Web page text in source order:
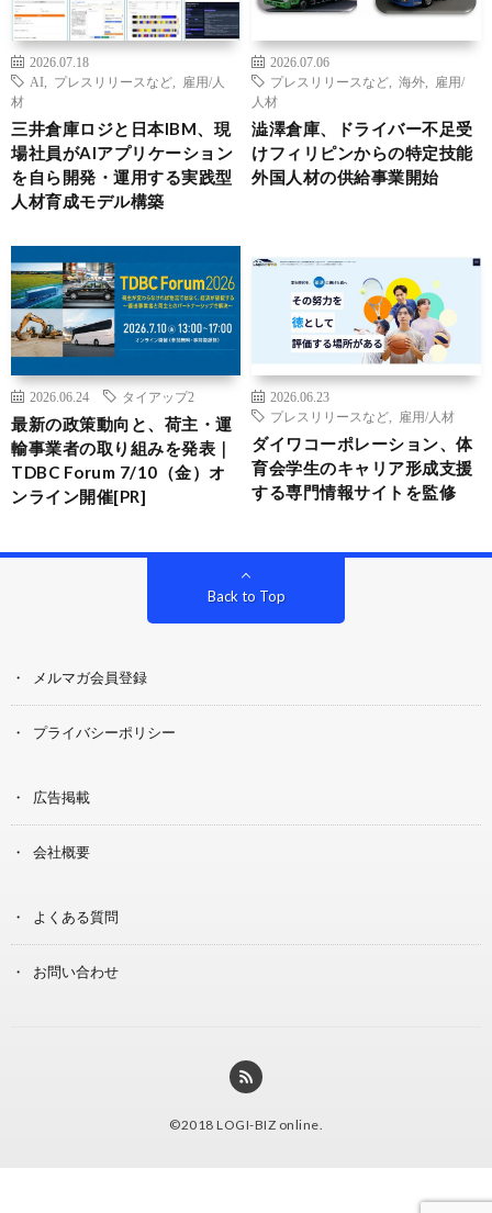
2026.07.18
AI
プレスリリースなど
雇用/人
材
三井倉庫ロジと日本IBM、現
場社員がAIアプリケーション
を自ら開発・運用する実践型
人材育成モデル構築
2026.07.06
プレスリリースなど
海外
雇用/
人材
澁澤倉庫、ドライバー不足受
けフィリピンからの特定技能
外国人材の供給事業開始
2026.06.24 タイアップ2
最新の政策動向と、荷主・運
輸事業者の取り組みを発表｜
TDBC Forum 7/10（金）オ
ンライン開催[PR]
2026.06.23
プレスリリースなど
雇用/人材
ダイワコーポレーション、体
育会学生のキャリア形成支援
する専門情報サイトを監修
Back to Top
メルマガ会員登録
プライバシーポリシー
広告掲載
会社概要
よくある質問
お問い合わせ
©2018 LOGI-BIZ online